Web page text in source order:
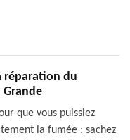
réparation du
Grande
que vous puissiez
la fumée ; sachez